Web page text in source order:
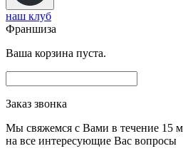
наш клуб
Франшиза
Ваша корзина пуста.
Заказ звонка
Мы свяжемся с Вами в течение 15
на все интересующие Вас вопросы